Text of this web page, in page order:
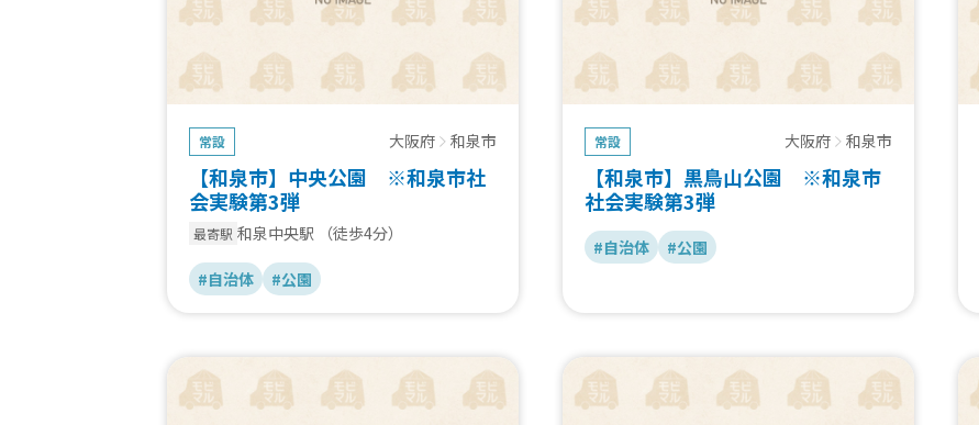
常設 大阪府 和泉市
【和泉市】中央公園 ※和泉市社
会実験第3弾
最寄駅 和泉中央駅 （徒歩4分）
#自治体 #公園
常設 大阪府 和泉市
【和泉市】黒鳥山公園 ※和泉市
社会実験第3弾
#自治体 #公園